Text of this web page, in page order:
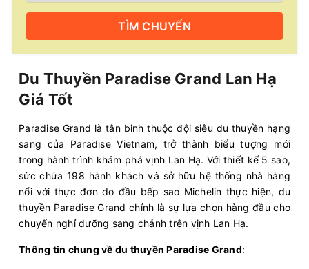
TÌM CHUYẾN
Du Thuyền Paradise Grand Lan Hạ
Giá Tốt
Paradise Grand là tân binh thuộc đội siêu du thuyền hạng
sang của Paradise Vietnam, trở thành biểu tượng mới
trong hành trình khám phá vịnh Lan Hạ. Với thiết kế 5 sao,
sức chứa 198 hành khách và sở hữu hệ thống nhà hàng
nổi với thực đơn do đầu bếp sao Michelin thực hiện, du
thuyền Paradise Grand chính là sự lựa chọn hàng đầu cho
chuyến nghỉ dưỡng sang chảnh trên vịnh Lan Hạ.
Thông tin chung về du thuyền Paradise Grand: